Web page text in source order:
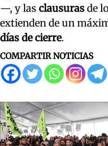
—, y las clausuras de
extienden de un
días de cierre.
COMPARTIR NOTICIAS